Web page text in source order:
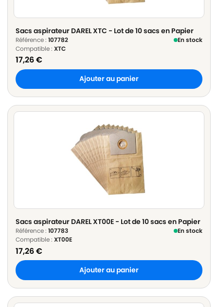
Sacs aspirateur DAREL XTC - Lot de 10 sacs en Papier
Référence : 107782
En stock
Compatible : XTC
17,26€
Ajouter au panier
Sacs aspirateur DAREL XT00E - Lot de 10 sacs en Papier
Référence : 107783
En stock
Compatible : XT00E
17,26€
Ajouter au panier